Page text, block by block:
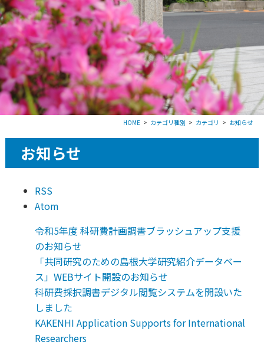
HOME カテゴリ種別 カテゴリ お知らせ
お知らせ
RSS
Atom
令和5年度 科研費計画調書ブラッシュアップ支援
のお知らせ
「共同研究のための島根大学研究紹介データベー
ス」WEBサイト開設のお知らせ
科研費採択調書デジタル閲覧システムを開設いた
しました
KAKENHI Application Supports for International
Researchers